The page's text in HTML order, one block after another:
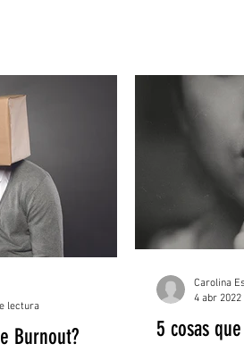
Burnout?
lectura
5 cosas
Carolina
4 abr 2022